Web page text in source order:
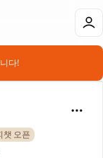
다!
챗 오픈